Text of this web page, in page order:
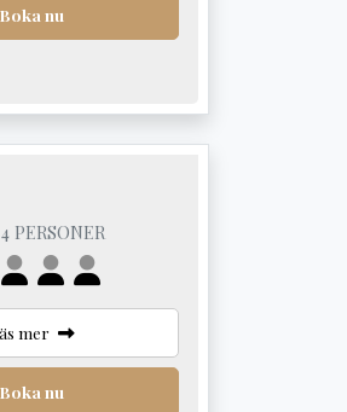
Boka nu
PERSONER
mer
Boka nu